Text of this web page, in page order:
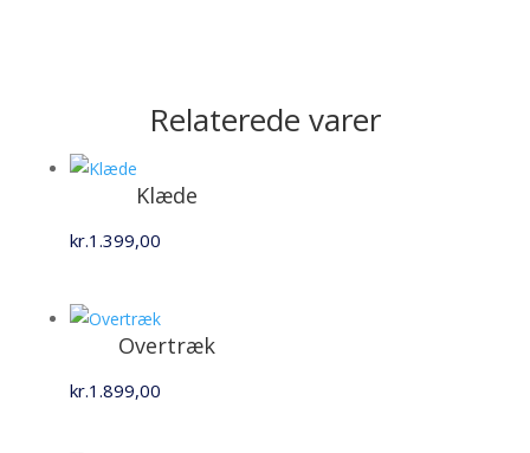
Relaterede varer
Klæde
kr.1.399,00
Overtræk
kr.1.899,00